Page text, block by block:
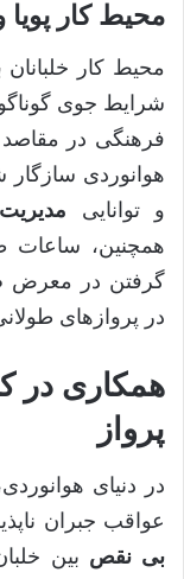
محیط کار پویا
محیط کار خلبانان
شرایط جوی
فرهنگی در
هوانوردی سازگار
و توانایی
همچنین، ساعات
گرفتن در معرض
در پروازهای
همکاری در
پرواز
در دنیای
عواقب جبران
بی نقص بین